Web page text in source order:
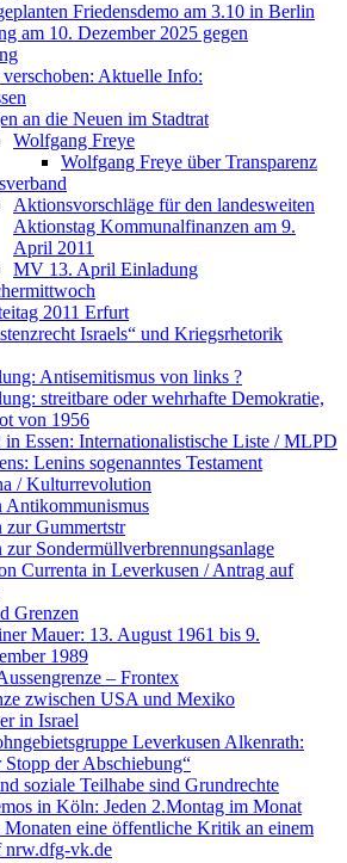
Friedensdemo am 3.10 in Berlin
am 10. Dezember 2025 gegen
Aktuelle Info:
an die Neuen im Stadtrat
Wolfgang Freye
Wolfgang Freye über Transparenz
Aktionsvorschläge für den landesweiten
Aktionstag Kommunalfinanzen am 9.
April 2011
MV 13. April Einladung
2011 Erfurt
Israels“ und Kriegsrhetorik
Antisemitismus von links ?
streitbare oder wehrhafte Demokratie,
von 1956
Essen: Internationalistische Liste / MLPD
Lenins sogenanntes Testament
/ Kulturrevolution
Antikommunismus
zur Gummertstr
zur Sondermüllverbrennungsanlage
Currenta in Leverkusen / Antrag auf
Grenzen
Mauer: 13. August 1961 bis 9.
1989
– Frontex
zwischen USA und Mexiko
in Israel
Leverkusen Alkenrath:
Stopp der Abschiebung“
soziale Teilhabe sind Grundrechte
in Köln: Jeden 2.Montag im Monat
Monaten eine öffentliche Kritik an einem
nrw.dfg-vk.de